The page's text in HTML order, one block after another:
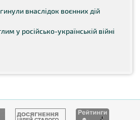
внаслідок воєнних дій
у російсько-українській війні